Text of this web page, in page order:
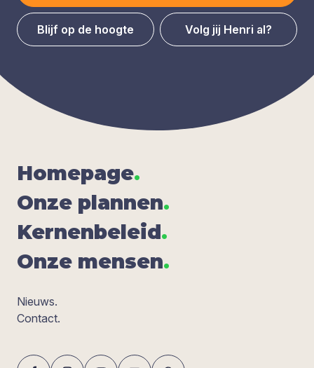
Blijf op de hoogte Volg jij Henri al?
Home­pa­ge.
Onze plan­nen.
Ker­nen­be­leid.
Onze men­sen.
Nieuws.
Contact.